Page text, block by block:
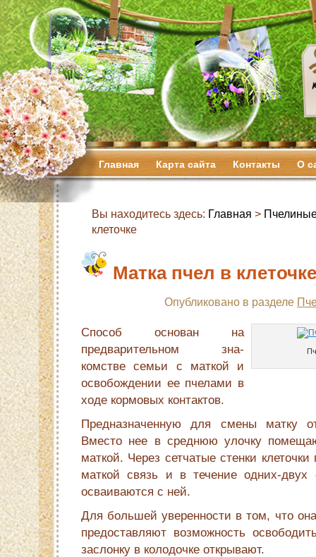
Главная Карта сайта Контакты О
Вы находитесь здесь: Главная >
клеточке
Матка пчел в клеточке
Опубликовано в разделе
Способ основан на
предварительном зна­
комстве семьи с маткой и
освобождении ее пчелами в
ходе кормовых контактов.
Предназначенную для смены матку
Вместо нее в среднюю улочку
маткой. Через сетчатые стенки
маткой связь и в течение одних-двух
осваиваются с ней.
Для большей уверенности в том, что
предоставляют возможность
заслонку в колодочке открывают.